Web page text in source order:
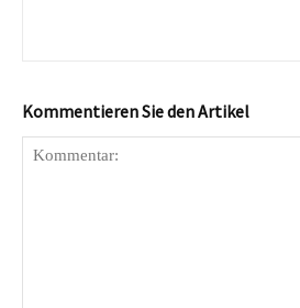
Kommentieren Sie den Artikel